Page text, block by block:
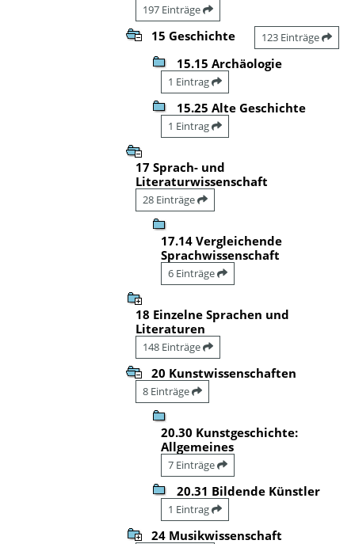
197 Einträge
15 Geschichte 123 Einträge
15.15 Archäologie
1 Eintrag
15.25 Alte Geschichte
1 Eintrag
17 Sprach- und
Literaturwissenschaft
28 Einträge
17.14 Vergleichende
Sprachwissenschaft
6 Einträge
18 Einzelne Sprachen und
Literaturen
148 Einträge
20 Kunstwissenschaften
8 Einträge
20.30 Kunstgeschichte:
Allgemeines
7 Einträge
20.31 Bildende Künstler
1 Eintrag
24 Musikwissenschaft